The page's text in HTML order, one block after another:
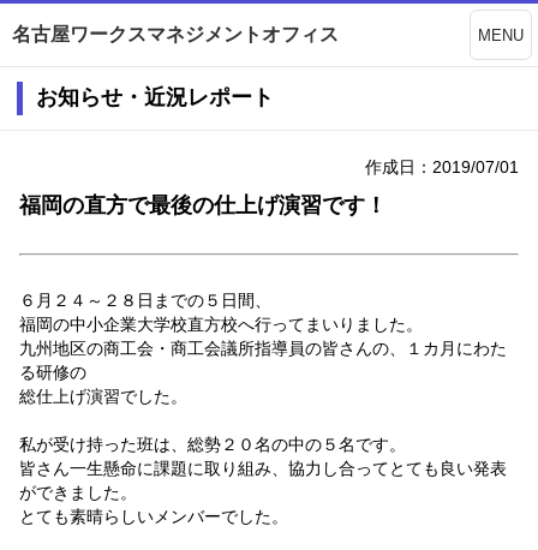
名古屋ワークスマネジメントオフィス MENU
お知らせ・近況レポート
作成日：2019/07/01
福岡の直方で最後の仕上げ演習です！
６月２４～２８日までの５日間、
福岡の中小企業大学校直方校へ行ってまいりました。
九州地区の商工会・商工会議所指導員の皆さんの、１カ月にわた
る研修の
総仕上げ演習でした。
私が受け持った班は、総勢２０名の中の５名です。
皆さん一生懸命に課題に取り組み、協力し合ってとても良い発表
ができました。
とても素晴らしいメンバーでした。